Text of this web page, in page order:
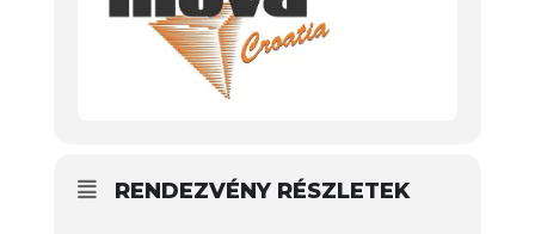
RENDEZVÉNY RÉSZLETEK